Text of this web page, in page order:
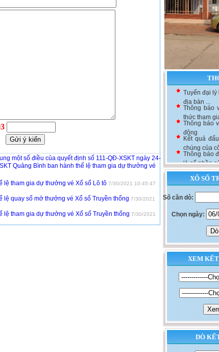
một số điều của quyết định số 111-QĐ-XSKT ngày 24-
Quảng Bình ban hành thể lệ tham gia dự thưởng vé
lệ tham gia dự thưởng vé Xổ số Lô tô 7/30/2021 10:45:47
lệ quay số mở thưởng vé Xổ số Truyền thống 7/30/2021
lệ tham gia dự thưởng vé Xổ số Truyền thống 7/30/2021
Tuyển đại lý
địa bàn ...
Thông báo
thức tham
Thông báo
động
Kết quả
chúng của
Thông báo
là cổ phần
XỔ SỐ
Số cần dò:
Chọn ngày:
XEM
DÒ